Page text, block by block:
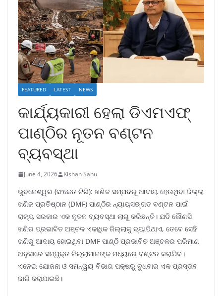
FEATURED LATEST NEWS
କାର୍ଯ୍ୟକାରୀ ହେଲା ଡିଏମଏଫ୍
ପାଣ୍ଠିର ନୂତନ ବଣ୍ଟନ
ବ୍ୟବସ୍ଥା
June 4, 2026 Kishan Sahu
ଭୁବନେଶ୍ୱର (ସଂକେତ ଟିଭି): ଖଣିଜ ସମ୍ପଦରୁ ଆଦାୟ ହେଉଥିବା ଜିଲ୍ଲା
ଖଣିଜ ପ୍ରତିଷ୍ଠାନ (DMF) ପାଣ୍ଠିର ନ୍ୟାୟସଙ୍ଗତ ବଣ୍ଟନ ପାଇଁ
ରାଜ୍ୟ ସରକାର ଏକ ନୂତନ ବ୍ୟବସ୍ଥା ଲାଗୁ କରିଛନ୍ତି। ଯଦି କୌଣସି
ଖଣିର ପ୍ରଭାବିତ ଅଞ୍ଚଳ ଏକାଧିକ ଜିଲ୍ଲାକୁ ବ୍ୟାପିଥାଏ, ତେବେ ସେହି
ଖଣିରୁ ଆଦାୟ ହୋଇଥିବା DMF ପାଣ୍ଠି ପ୍ରଭାବିତ ଅଞ୍ଚଳର ପରିମାଣ
ଅନୁସାରେ ସମ୍ପୃକ୍ତ ଜିଲ୍ଲାମାନଙ୍କ ମଧ୍ୟରେ ବଣ୍ଟନ କରାଯିବ।
ଏନେଇ ଯୋଜନା ଓ ସମନ୍ୱୟ ବିଭାଗ ପକ୍ଷରୁ ବୁଧବାର ଏକ ପ୍ରସ୍ତାବ
ଜାରି କରାଯାଇଛି।